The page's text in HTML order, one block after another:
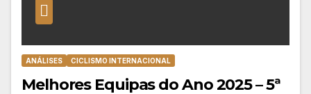
ANÁLISES CICLISMO INTERNACIONAL
Melhores Equipas do Ano 2025 – 5ª